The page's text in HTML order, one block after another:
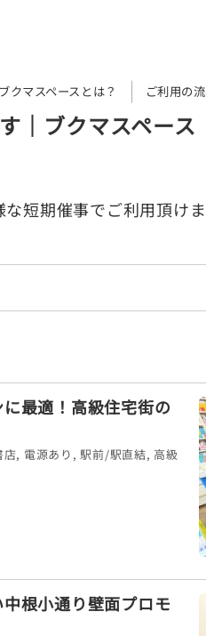
ブクマスペースとは？ ご利用の
｜ブクマスペース
短期催事でご利用頂けま
最適！高級住宅街の
店, 電源あり ,駅前/駅直結, 高級
根小通り壁面プロモ